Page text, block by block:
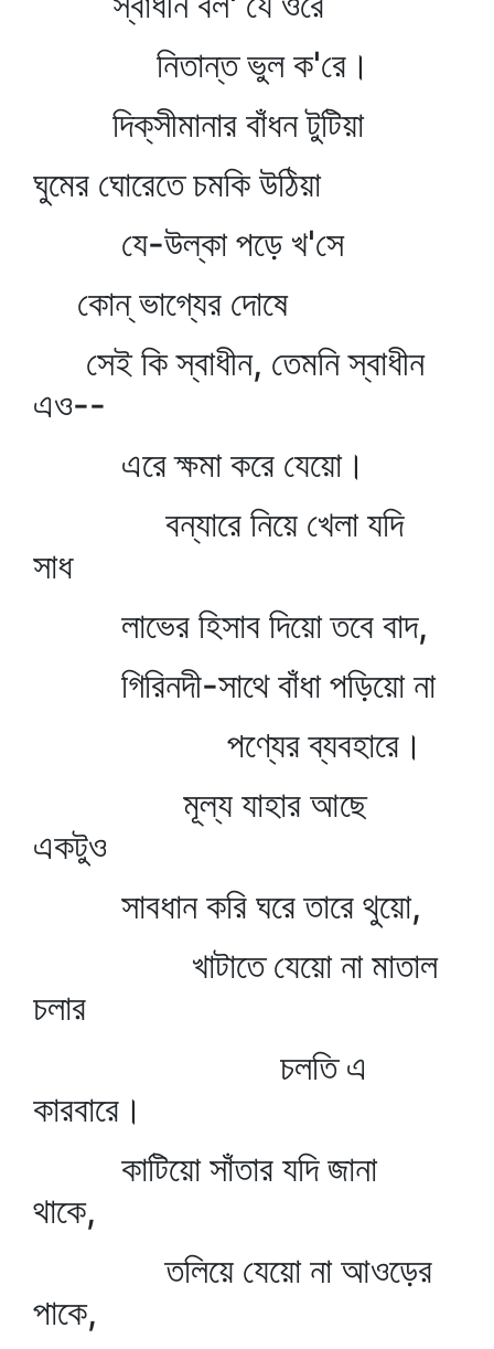
নিতান্ত ভুল ক'রে।
দিক্‌সীমানার বাঁধন টুটিয়া
ঘুমের ঘোরেতে চমকি উঠিয়া
যে-উল্কা পড়ে খ'সে
কোন্‌ ভাগ্যের দোষে
সেই কি স্বাধীন, তেমনি স্বাধীন
এও--
এরে ক্ষমা করে যেয়ো।
বন্যারে নিয়ে খেলা যদি
সাধ
লাভের হিসাব দিয়ো তবে বাদ,
গিরিনদী-সাথে বাঁধা পড়িয়ো না
পণ্যের ব্যবহারে।
মূল্য যাহার আছে
একটুও
সাবধান করি ঘরে তারে থুয়ো,
খাটাতে যেয়ো না মাতাল
চলার
চলতি এ
কারবারে।
কাটিয়ো সাঁতার যদি জানা
থাকে,
তলিয়ে যেয়ো না আওড়ের
পাকে,